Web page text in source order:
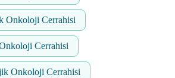
Onkoloji Cerrahisi
Cerrahisi
Onkoloji Cerrahisi